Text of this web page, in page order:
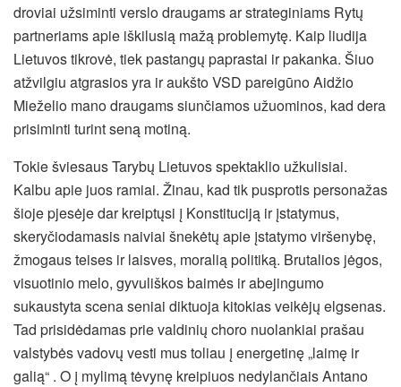
droviai užsiminti verslo draugams ar strateginiams Rytų
partneriams apie iškilusią mažą problemytę. Kaip liudija
Lietuvos tikrovė, tiek pastangų paprastai ir pakanka. Šiuo
atžvilgiu atgrasios yra ir aukšto VSD pareigūno Aidžio
Mieželio mano draugams siunčiamos užuominos, kad dera
prisiminti turint seną motiną.
Tokie šviesaus Tarybų Lietuvos spektaklio užkulisiai.
Kalbu apie juos ramiai. Žinau, kad tik pusprotis personažas
šioje pjesėje dar kreiptųsi į Konstituciją ir įstatymus,
skeryčiodamasis naiviai šnekėtų apie įstatymo viršenybę,
žmogaus teises ir laisves, moralią politiką. Brutalios jėgos,
visuotinio melo, gyvuliškos baimės ir abejingumo
sukaustyta scena seniai diktuoja kitokias veikėjų elgsenas.
Tad prisidėdamas prie valdinių choro nuolankiai prašau
valstybės vadovų vesti mus toliau į energetinę „laimę ir
galią“ . O į mylimą tėvynę kreipiuos nedylančiais Antano